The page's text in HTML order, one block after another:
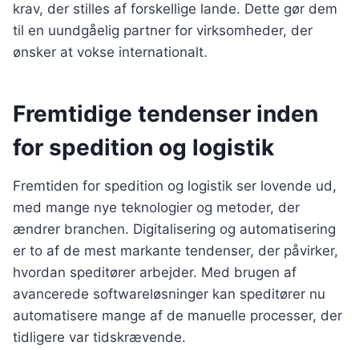
krav, der stilles af forskellige lande. Dette gør dem
til en uundgåelig partner for virksomheder, der
ønsker at vokse internationalt.
Fremtidige tendenser inden
for spedition og logistik
Fremtiden for spedition og logistik ser lovende ud,
med mange nye teknologier og metoder, der
ændrer branchen. Digitalisering og automatisering
er to af de mest markante tendenser, der påvirker,
hvordan speditører arbejder. Med brugen af
avancerede softwareløsninger kan speditører nu
automatisere mange af de manuelle processer, der
tidligere var tidskrævende.